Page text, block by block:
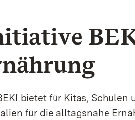
bietet für Kitas, Schulen
für die alltagsnahe